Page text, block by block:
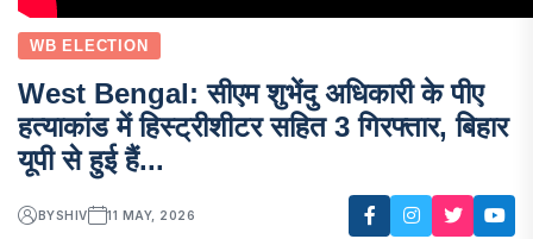
WB ELECTION
West Bengal: सीएम शुभेंदु अधिकारी के पीए
हत्याकांड में हिस्ट्रीशीटर सहित 3 गिरफ्तार, बिहार
यूपी से हुई हैं...
BYSHIV 11 MAY, 2026